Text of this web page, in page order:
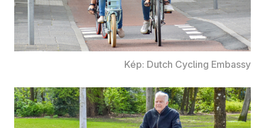
Kép: Dutch Cycling Embassy